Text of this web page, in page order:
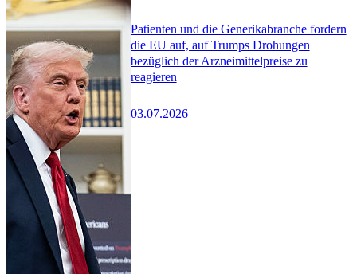
Patienten und die Generikabranche fordern
die EU auf, auf Trumps Drohungen
bezüglich der Arzneimittelpreise zu
reagieren
03.07.2026